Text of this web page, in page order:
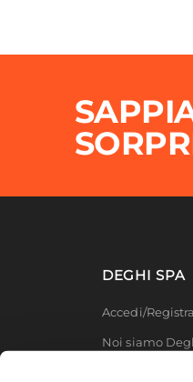
DEGHI SPA
Accedi/
Noi siamo